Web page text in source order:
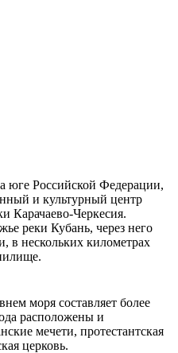
юге Российской Федерации,
и культурный центр
Карачаево-Черкесия.
реки Кубань, через него
в нескольких километрах
моря составляет более
расположены и
мечети, протестантская
церковь.